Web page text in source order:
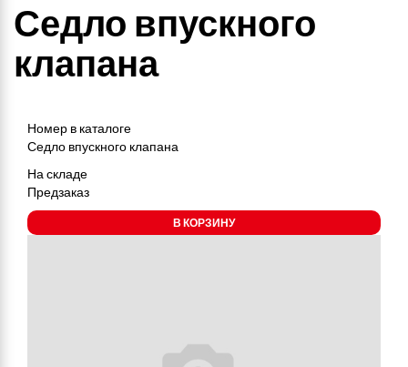
Седло впускного
клапана
Номер в каталоге
Седло впускного клапана
На складе
Предзаказ
В КОРЗИНУ